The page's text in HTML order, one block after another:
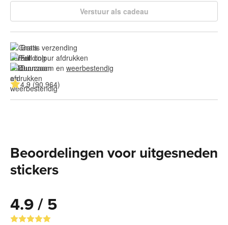
Verstuur als cadeau
Gratis verzending
Full colour afdrukken
Duurzaam en weerbestendig
4.9 (90.964)
Beoordelingen voor uitgesneden
stickers
4.9 / 5